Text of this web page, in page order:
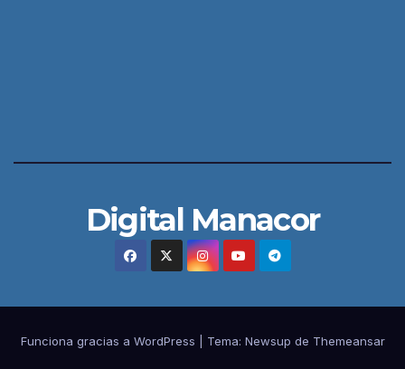
Digital Manacor
Funciona gracias a WordPress Tema: Newsup de Themeansar